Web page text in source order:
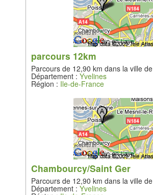
parcours 12km
Parcours de 12,90 km dans la ville de
Département : Yvelines
Région : Ile-de-France
Chambourcy/Saint Ger
Parcours de 12,90 km dans la ville de
Département : Yvelines